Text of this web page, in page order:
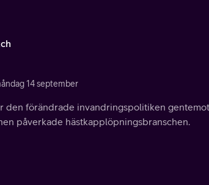
14 september
den förändrade invandringspolitiken
påverkade hästkapplöpningsbranschen.